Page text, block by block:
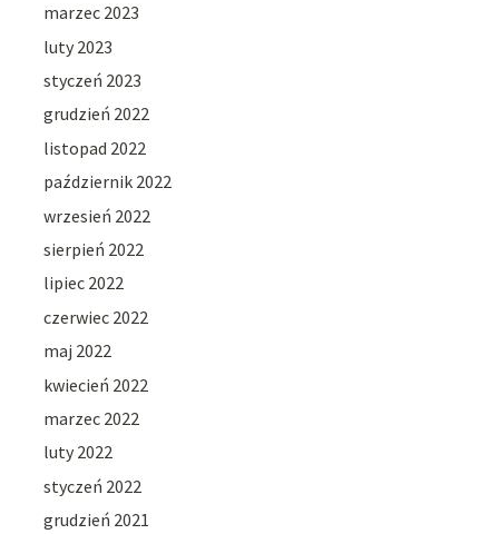
marzec 2023
luty 2023
styczeń 2023
grudzień 2022
listopad 2022
październik 2022
wrzesień 2022
sierpień 2022
lipiec 2022
czerwiec 2022
maj 2022
kwiecień 2022
marzec 2022
luty 2022
styczeń 2022
grudzień 2021